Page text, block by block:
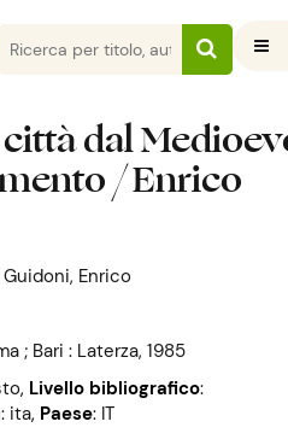
dal
/ Enrico
Guidoni, Enrico
; Bari : Laterza, 1985
, Livello bibliografico:
: ita, Paese: IT